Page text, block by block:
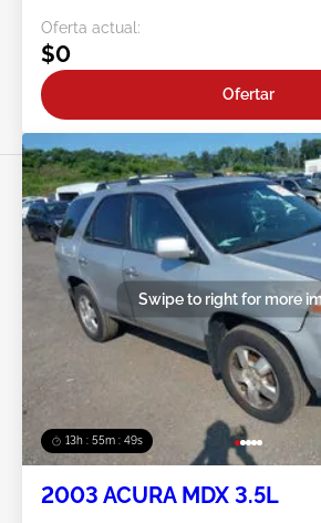
Oferta actual:
$0
Ofertar
13h : 55m : 46s
Swipe to right for more
2003 ACURA MDX 3.5L